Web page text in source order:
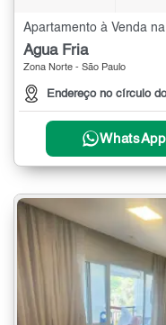
Apartamento à Venda
Água Fria
Zona Norte - São Paulo
Endereço no círculo
WhatsApp